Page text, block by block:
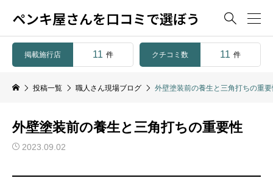
ペンキ屋さんを口コミで選ぼう 
掲載施行店 11 件 クチコミ数 11 件
投稿一覧 職人さん現場ブログ 外壁塗装前の養生と三角打ちの重
外壁塗装前の養生と三角打ちの重要性
2023.09.02